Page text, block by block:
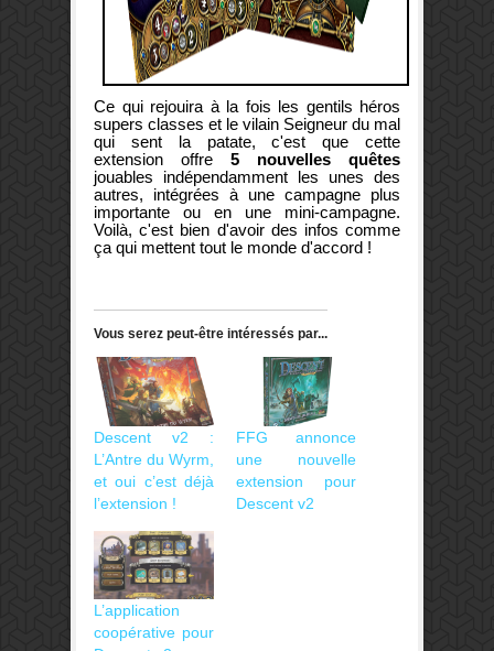
Ce qui rejouira à la fois les gentils héros
supers classes et le vilain Seigneur du mal
qui sent la patate, c'est que cette
extension offre 5 nouvelles quêtes
jouables indépendamment les unes des
autres, intégrées à une campagne plus
importante ou en une mini-campagne.
Voilà, c'est bien d'avoir des infos comme
ça qui mettent tout le monde d'accord !
Vous serez peut-être intéressés par...
Descent v2 :
L’Antre du Wyrm,
et oui c’est déjà
l’extension !
FFG annonce
une nouvelle
extension pour
Descent v2
L’application
coopérative pour